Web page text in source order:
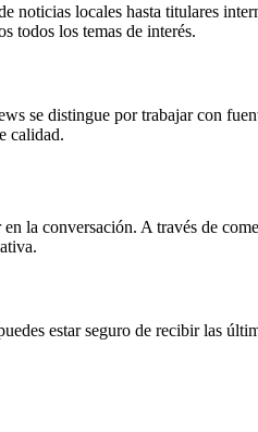
locales hasta titulares
todos los temas de interés.
se distingue por trabajar con
calidad.
la conversación. A través de
estar seguro de recibir las